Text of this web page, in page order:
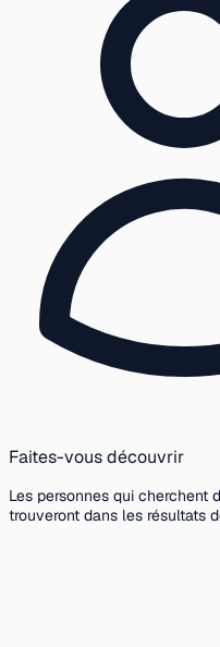
Faites-vous découvrir
Les personnes qui cherchent
trouveront dans les résultats